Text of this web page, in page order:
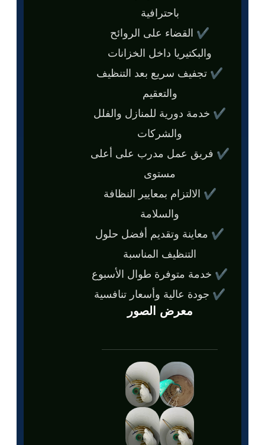
باحترافية
✔ القضاء على الروائح
والبكتيريا داخل الخزانات
✔ تجفيف سريع بعد التنظيف
والتعقيم
✔ خدمة دورية للمنازل والفلل
والشركات
✔ فريق عمل مدرب على أعلى
مستوى
✔ الالتزام بمعايير النظافة
والسلامة
✔ معاينة وتقديم أفضل حلول
التنظيف المناسبة
✔ خدمة متوفرة طوال الأسبوع
✔ جودة عالية وأسعار تنافسية
معرض الصور